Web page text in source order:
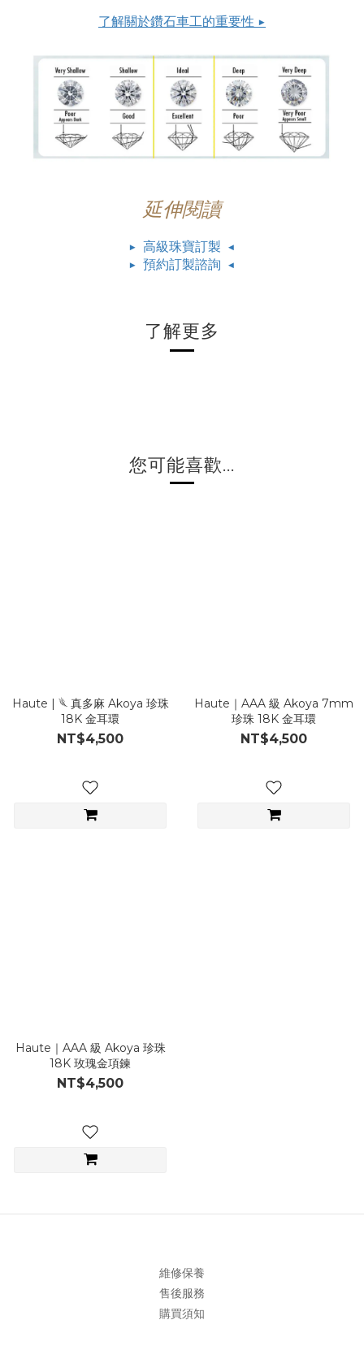
了解關於鑽石車工的重要性 ▶
延伸閱讀
▶ 高級珠寶訂製 ◀
▶ 預約訂製諮詢 ◀
了解更多
您可能喜歡...
Haute | 𓆰 真多麻 Akoya 珍珠
18K 金耳環
NT$4,500
Haute｜AAA 級 Akoya 7mm
珍珠 18K 金耳環
NT$4,500
Haute｜AAA 級 Akoya 珍珠
18K 玫瑰金項鍊
NT$4,500
維修保養
售後服務
購買須知